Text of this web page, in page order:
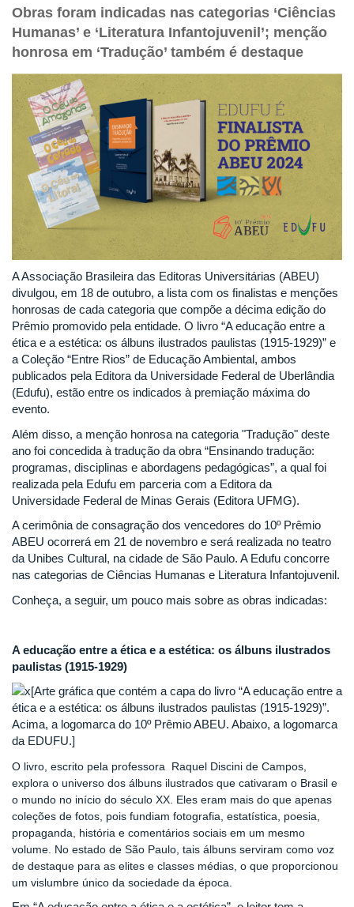
Obras foram indicadas nas categorias ‘Ciências
Humanas’ e ‘Literatura Infantojuvenil’; menção
honrosa em ‘Tradução’ também é destaque
A Associação Brasileira das Editoras Universitárias (ABEU)
divulgou, em 18 de outubro, a lista com os finalistas e menções
honrosas de cada categoria que compõe a décima edição do
Prêmio promovido pela entidade. O livro “A educação entre a
ética e a estética: os álbuns ilustrados paulistas (1915-1929)” e
a Coleção “Entre Rios” de Educação Ambiental, ambos
publicados pela Editora da Universidade Federal de Uberlândia
(Edufu), estão entre os indicados à premiação máxima do
evento.
Além disso, a menção honrosa na categoria "Tradução" deste
ano foi concedida à tradução da obra “Ensinando tradução:
programas, disciplinas e abordagens pedagógicas”, a qual foi
realizada pela Edufu em parceria com a Editora da
Universidade Federal de Minas Gerais (Editora UFMG).
A cerimônia de consagração dos vencedores do 10º Prêmio
ABEU ocorrerá em 21 de novembro e será realizada no teatro
da Unibes Cultural, na cidade de São Paulo. A Edufu concorre
nas categorias de Ciências Humanas e Literatura Infantojuvenil.
Conheça, a seguir, um pouco mais sobre as obras indicadas:
A educação entre a ética e a estética: os álbuns ilustrados
paulistas (1915-1929)
O livro, escrito pela professora Raquel Discini de Campos,
explora o universo dos álbuns ilustrados que cativaram o Brasil e
o mundo no início do século XX. Eles eram mais do que apenas
coleções de fotos, pois fundiam fotografia, estatística, poesia,
propaganda, história e comentários sociais em um mesmo
volume. No estado de São Paulo, tais álbuns serviram como voz
de destaque para as elites e classes médias, o que proporcionou
um vislumbre único da sociedade da época.